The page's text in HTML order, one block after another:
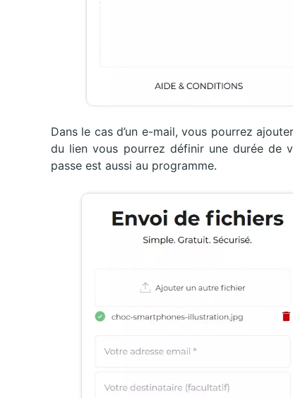
Dans le cas d’un e-mail, vous pourrez
du lien vous pourrez définir une durée de
passe est aussi au programme.